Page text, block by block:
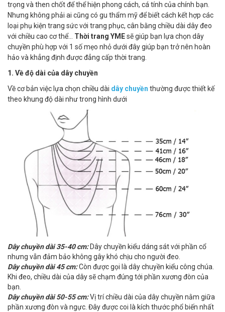
trọng và then chốt để thể hiện phong cách, cá tính của chính bạn.
Nhưng không phải ai cũng có gu thẩm mỹ để biết cách kết hợp các
loại phụ kiện trang sức với trang phục, cân bằng chiều dài dây đeo
với chiều cao cơ thể… Thời trang YMEsẽ giúp bạn lựa chọn dây
chuyền phù hợp với 1 số mẹo nhỏ dưới đây giúp bạn trở nên hoàn
hảo và khẳng định được đẳng cấp thời trang.
1. Về độ dài của dây chuyền
Về cơ bản việc lựa chọn chiều dài dây chuyền thường được thiết kế
theo khung độ dài như trong hình dưới
Dây chuyền dài 35-40 cm: Dây chuyền kiểu dáng sát với phần cổ
nhưng vẫn đảm bảo không gây khó chịu cho người đeo.
Dây chuyền dài 45 cm:Còn được gọi là dây chuyền kiểu công chúa.
Khi đeo, chiều dài của dây sẽ chạm đúng tới phần xương đòn của
bạn.
Dây chuyền dài 50-55 cm:Vị trí chiều dài của dây chuyền nằm giữa
phần xương đòn và ngực. Đây được coi là kích thước phổ biến nhất